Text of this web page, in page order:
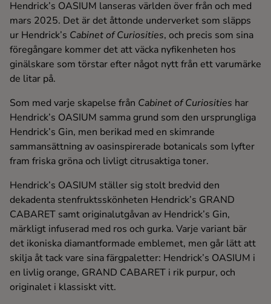
Hendrick’s OASIUM lanseras världen över från och med
mars 2025. Det är det åttonde underverket som släpps
ur Hendrick’s Cabinet of Curiosities, och precis som sina
föregångare kommer det att väcka nyfikenheten hos
ginälskare som törstar efter något nytt från ett varumärke
de litar på.
Som med varje skapelse från Cabinet of Curiosities har
Hendrick’s OASIUM samma grund som den ursprungliga
Hendrick’s Gin, men berikad med en skimrande
sammansättning av oasinspirerade botanicals som lyfter
fram friska gröna och livligt citrusaktiga toner.
Hendrick’s OASIUM ställer sig stolt bredvid den
dekadenta stenfruktsskönheten Hendrick’s GRAND
CABARET samt originalutgåvan av Hendrick’s Gin,
märkligt infuserad med ros och gurka. Varje variant bär
det ikoniska diamantformade emblemet, men går lätt att
skilja åt tack vare sina färgpaletter: Hendrick’s OASIUM i
en livlig orange, GRAND CABARET i rik purpur, och
originalet i klassiskt vitt.